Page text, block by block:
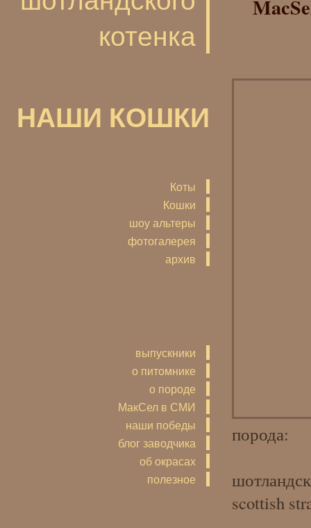
котенка
НАШИ КОШКИ
Коты
Кошки
шоу альтеры
фотогалерея
архив
выпускники
о питомнике
о породе
МакСел в СМИ
наши победы
блог заводчика
об окрасах
полезное
порода:
scottish